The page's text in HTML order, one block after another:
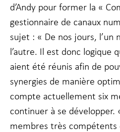
d’Andy pour former la «
gestionnaire de canaux
sujet : « De nos jours, l’un
l’autre. Il est donc logique
aient été réunis afin de
synergies de manière
compte actuellement six
continuer à se développer.
membres très
Marketing
En partageant
et votre
comportement
visitez notre
site, vous
augmentez les
chances de
contenu et des
offres